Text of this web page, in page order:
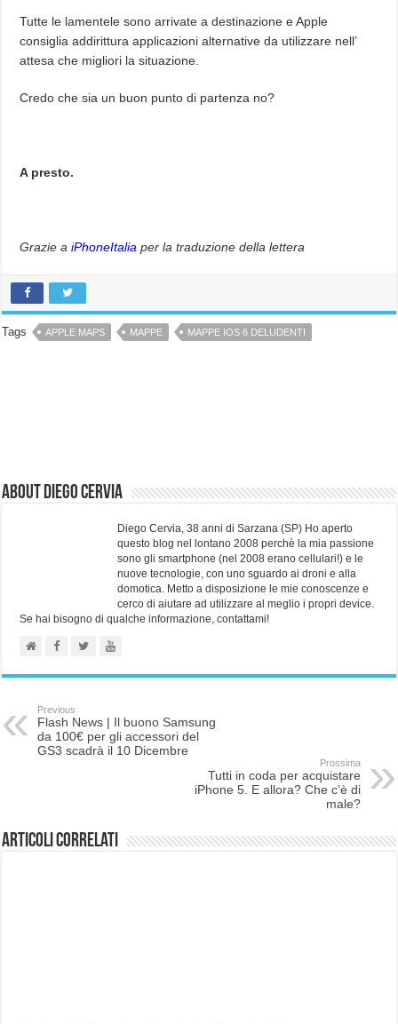
Tutte le lamentele sono arrivate a destinazione e Apple
consiglia addirittura applicazioni alternative da utilizzare nell’
attesa che migliori la situazione.
Credo che sia un buon punto di partenza no?
A presto.
Grazie aiPhoneItalia per la traduzione della lettera
Tags APPLE MAPS MAPPE MAPPE IOS 6 DELUDENTI
About Diego Cervia
Diego Cervia, 38 anni di Sarzana (SP) Ho aperto
questo blog nel lontano 2008 perchè la mia passione
sono gli smartphone (nel 2008 erano cellulari!) e le
nuove tecnologie, con uno sguardo ai droni e alla
domotica. Metto a disposizione le mie conoscenze e
cerco di aiutare ad utilizzare al meglio i propri device.
Se hai bisogno di qualche informazione, contattami!
Previous
Flash News | Il buono Samsung
da 100€ per gli accessori del
GS3 scadrà il 10 Dicembre
Prossima
Tutti in coda per acquistare
iPhone 5. E allora? Che c’è di
male?
Articoli correlati